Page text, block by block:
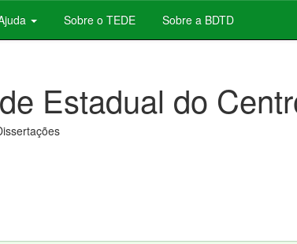
Sobre o TEDE Sobre a BDTD
Estadual do